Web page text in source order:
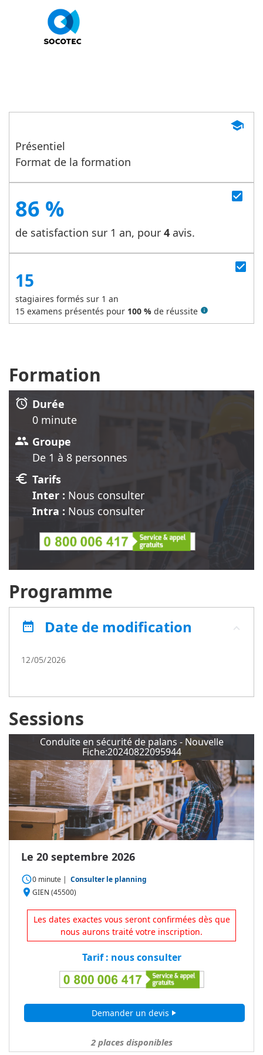
Présentiel
Format de la formation
school
86 %
de satisfaction sur 1 an, pour 4 avis.
check_box
check_box
15
stagiaires formés sur 1 an
15 examens présentés pour 100 % de réussite info
Formation
alarm Durée
0 minute
group Groupe
De 1 à 8 personnes
euro Tarifs
Inter : Nous consulter
Intra : Nous consulter
Programme
date_range Date de modification
12/05/2026
Sessions
Conduite en sécurité de palans - Nouvelle
Fiche:20240822095944
Le 20 septembre 2026
access_time0 minute | Consulter le planning
place GIEN (45500)
Les dates exactes vous seront confirmées dès que
nous aurons traité votre inscription.
Tarif : nous consulter
Demander un devis play_arrow
2 places disponibles